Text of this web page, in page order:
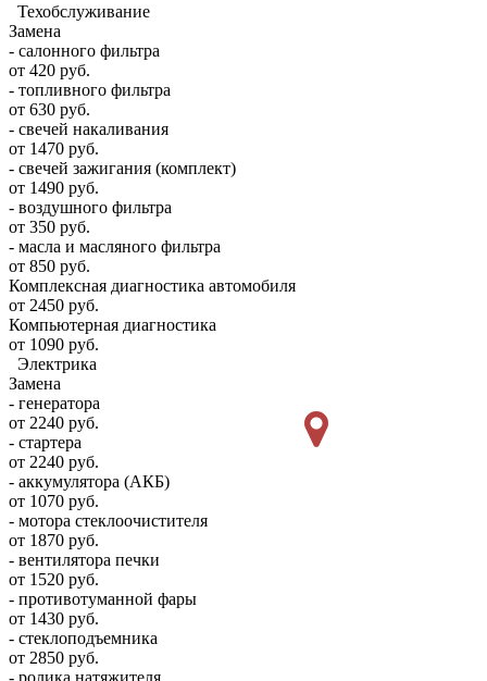
Техобслуживание
Замена
- салонного фильтра
от 420 руб.
- топливного фильтра
от 630 руб.
- свечей накаливания
от 1470 руб.
- свечей зажигания (комплект)
от 1490 руб.
- воздушного фильтра
от 350 руб.
- масла и масляного фильтра
от 850 руб.
Комплексная диагностика автомобиля
от 2450 руб.
Компьютерная диагностика
от 1090 руб.
Электрика
Замена
- генератора
от 2240 руб.
- стартера
от 2240 руб.
- аккумулятора (АКБ)
от 1070 руб.
- мотора стеклоочистителя
от 1870 руб.
- вентилятора печки
от 1520 руб.
- противотуманной фары
от 1430 руб.
- стеклоподъемника
от 2850 руб.
- ролика натяжителя